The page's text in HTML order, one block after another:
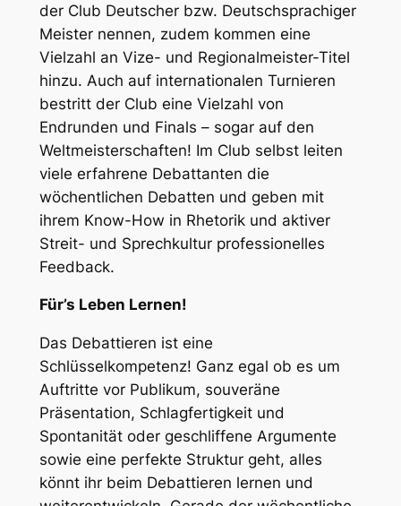
der Club Deutscher bzw. Deutschsprachiger
Meister nennen, zudem kommen eine
Vielzahl an Vize- und Regionalmeister-Titel
hinzu. Auch auf internationalen Turnieren
bestritt der Club eine Vielzahl von
Endrunden und Finals – sogar auf den
Weltmeisterschaften! Im Club selbst leiten
viele erfahrene Debattanten die
wöchentlichen Debatten und geben mit
ihrem Know-How in Rhetorik und aktiver
Streit- und Sprechkultur professionelles
Feedback.
Für’s Leben Lernen!
Das Debattieren ist eine
Schlüsselkompetenz! Ganz egal ob es um
Auftritte vor Publikum, souveräne
Präsentation, Schlagfertigkeit und
Spontanität oder geschliffene Argumente
sowie eine perfekte Struktur geht, alles
könnt ihr beim Debattieren lernen und